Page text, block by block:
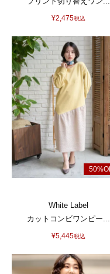
¥2,475税込
White Label
カットコンビワンピー...
¥5,445税込